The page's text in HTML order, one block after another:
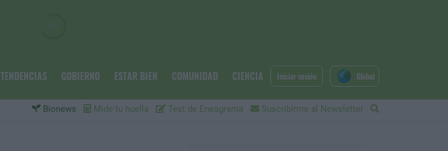
TENDENCIAS GOBIERNO ESTAR BIEN COMUNIDAD CIENCIA
Bionews Mide tu huella Test de Eneagrama Suscribirme al Newsletter
Iniciar sesión Global